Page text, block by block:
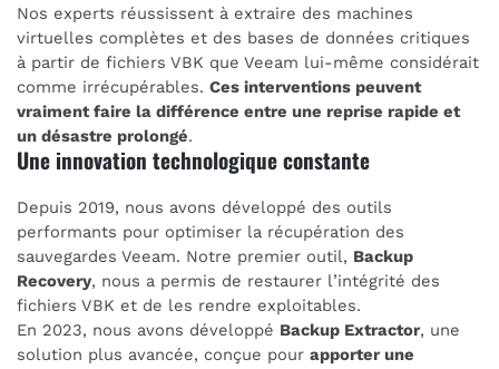
Nos experts réussissent à extraire des machines
virtuelles complètes et des bases de données critiques
à partir de fichiers VBK que Veeam lui-même considérait
comme irrécupérables. Ces interventions peuvent
vraiment faire la différence entre une reprise rapide et
un désastre prolongé.
Une innovation technologique constante
Depuis 2019, nous avons développé des outils
performants pour optimiser la récupération des
sauvegardes Veeam. Notre premier outil, Backup
Recovery, nous a permis de restaurer l’intégrité des
fichiers VBK et de les rendre exploitables.
En 2023, nous avons développé Backup Extractor, une
solution plus avancée, conçue pour apporter une